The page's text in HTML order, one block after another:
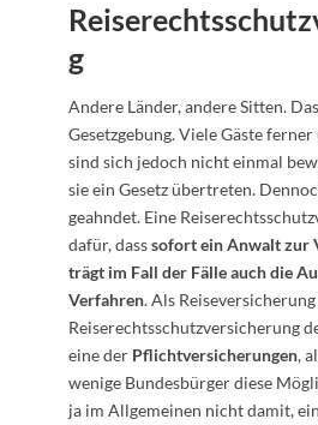
g
Andere Länder, andere Sitten.
Gesetzgebung. Viele Gäste
sind sich jedoch nicht einmal
sie ein Gesetz übertreten.
geahndet. Eine
dafür, dasssofort ein Anwalt zur
trägt im Fall der Fälle auch die
Verfahren. Als
Reiserechtsschutzversicherung
eine der Pflichtversicherungen,
wenige Bundesbürger diese
ja im Allgemeinen nicht damit,